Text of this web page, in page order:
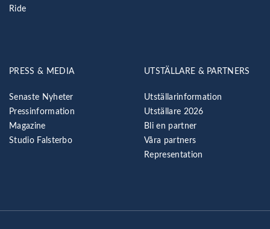
Ride
PRESS & MEDIA
Senaste Nyheter
Pressinformation
Magazine
Studio Falsterbo
UTSTÄLLARE & PARTNERS
Utställarinformation
Utställare 2026
Bli en partner
Våra partners
Representation